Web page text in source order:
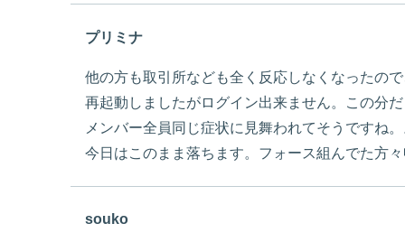
プリミナ
他の方も取引所なども全く反応しなくなったの
再起動しましたがログイン出来ません。この分
メンバー全員同じ症状に見舞われてそうですね
今日はこのまま落ちます。フォース組んでた方
souko